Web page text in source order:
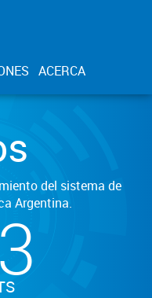
ACERCA
del sistema de
Argentina.